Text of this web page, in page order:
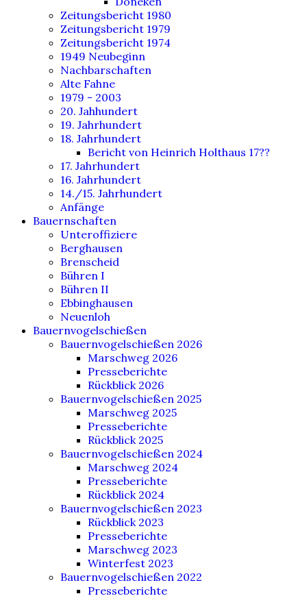
Zeitungsbericht 1980
Zeitungsbericht 1979
Zeitungsbericht 1974
1949 Neubeginn
Nachbarschaften
Alte Fahne
1979 - 2003
20. Jahhundert
19. Jahrhundert
18. Jahrhundert
Bericht von Heinrich Holthaus 17??
17. Jahrhundert
16. Jahrhundert
14./15. Jahrhundert
Anfänge
Bauernschaften
Unteroffiziere
Berghausen
Brenscheid
Bühren I
Bühren II
Ebbinghausen
Neuenloh
Bauernvogelschießen
Bauernvogelschießen 2026
Marschweg 2026
Presseberichte
Rückblick 2026
Bauernvogelschießen 2025
Marschweg 2025
Presseberichte
Rückblick 2025
Bauernvogelschießen 2024
Marschweg 2024
Presseberichte
Rückblick 2024
Bauernvogelschießen 2023
Rückblick 2023
Presseberichte
Marschweg 2023
Winterfest 2023
Bauernvogelschießen 2022
Presseberichte